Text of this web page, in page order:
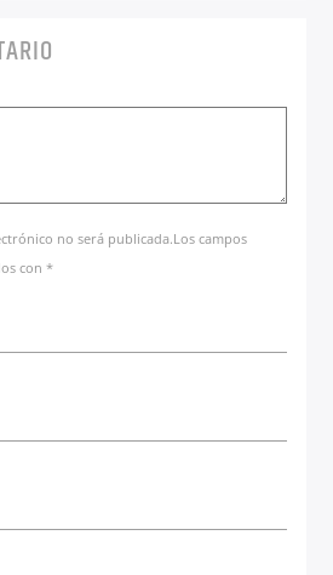
no será publicada.Los campos
con *